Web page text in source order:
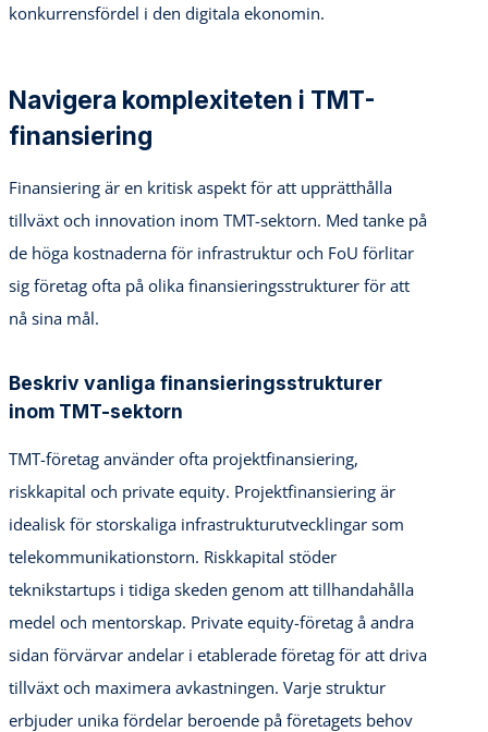
konkurrensfördel i den digitala ekonomin.
Navigera komplexiteten i TMT-
finansiering
Finansiering är en kritisk aspekt för att upprätthålla
tillväxt och innovation inom TMT-sektorn. Med tanke på
de höga kostnaderna för infrastruktur och FoU förlitar
sig företag ofta på olika finansieringsstrukturer för att
nå sina mål.
Beskriv vanliga finansieringsstrukturer
inom TMT-sektorn
TMT-företag använder ofta projektfinansiering,
riskkapital och private equity. Projektfinansiering är
idealisk för storskaliga infrastrukturutvecklingar som
telekommunikationstorn. Riskkapital stöder
teknikstartups i tidiga skeden genom att tillhandahålla
medel och mentorskap. Private equity-företag å andra
sidan förvärvar andelar i etablerade företag för att driva
tillväxt och maximera avkastningen. Varje struktur
erbjuder unika fördelar beroende på företagets behov